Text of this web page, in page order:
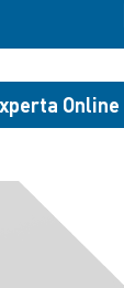
Online